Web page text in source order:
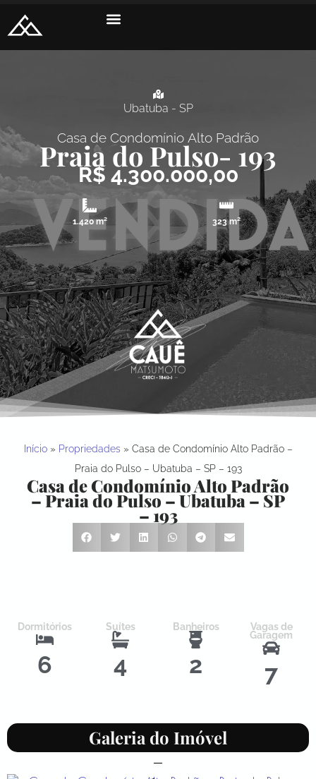
Ubatuba - SP
Casa de Condomínio Alto Padrão
Praia do Pulso- 193
R$ 4.300.000,00
1.420 m² 323 m²
Início» Propriedades » Casa de Condomínio Alto Padrão –
Praia do Pulso – Ubatuba – SP – 193
Casa de Condomínio Alto Padrão
– Praia do Pulso – Ubatuba – SP
– 193
Dormitórios
6
Suítes
4
Banheiros
2
Vagas de
Garagem
7
Galeria do Imóvel